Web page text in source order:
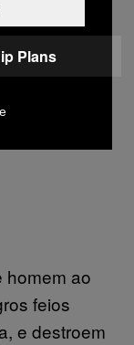
dos atores
ter
nas
homem ao
feios
e destroem
Plans